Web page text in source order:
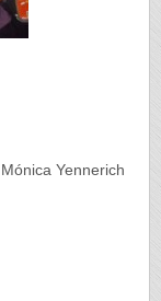
Yennerich